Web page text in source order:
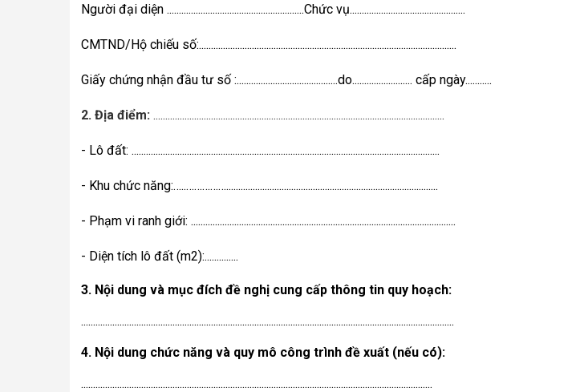
Người đại diện .........................................................Chức vụ................................................
CMTND/Hộ chiếu số:...........................................................................................................
Giấy chứng nhận đầu tư số :..........................................do......................... cấp ngày...........
2. Địa điểm: .........................................................................................................................
- Lô đất: ................................................................................................................................
- Khu chức năng:…..……………........................................................................................
- Phạm vi ranh giới: ..............................................................................................................
- Diện tích lô đất (m2):..............
3. Nội dung và mục đích đề nghị cung cấp thông tin quy hoạch:
...........................................................................................................................................................
4. Nội dung chức năng và quy mô công trình đề xuất (nếu có):
..................................................................................................................................................